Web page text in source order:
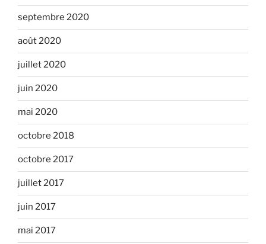
septembre 2020
août 2020
juillet 2020
juin 2020
mai 2020
octobre 2018
octobre 2017
juillet 2017
juin 2017
mai 2017